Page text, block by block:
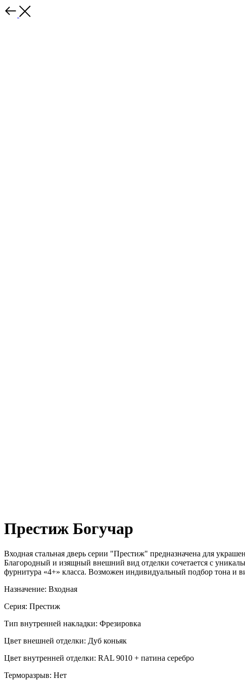
Престиж Богучар
Входная стальная дверь серии "Престиж" предназначена для
Благородный и изящный внешний вид отделки сочетается с
фурнитура «4+» класса. Возможен индивидуальный подбор тона и
Назначение: Входная
Серия: Престиж
Тип внутренней накладки: Фрезировка
Цвет внешней отделки: Дуб коньяк
Цвет внутренней отделки: RAL 9010 + патина серебро
Терморазрыв: Нет